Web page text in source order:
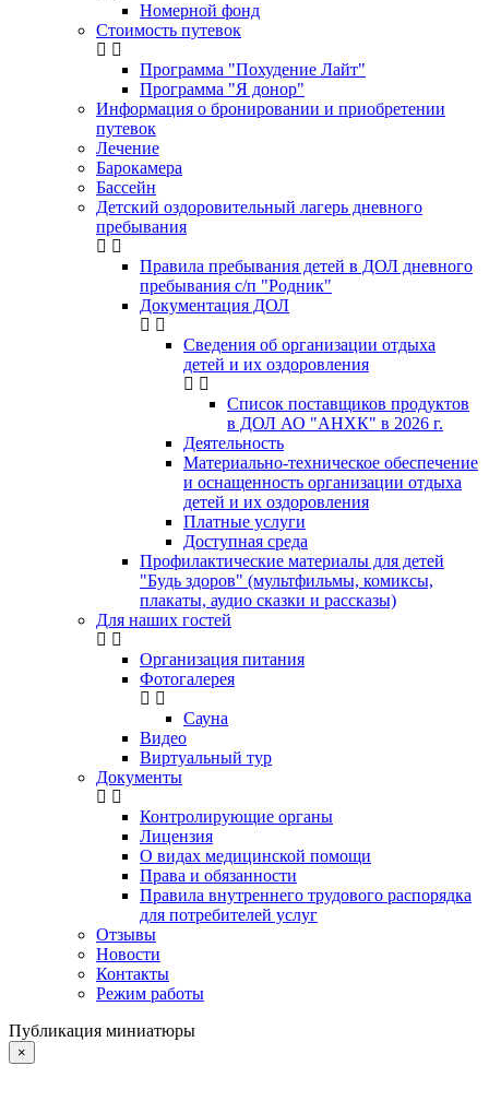
Номерной фонд
Стоимость путевок
Программа "Похудение Лайт"
Программа "Я донор"
Информация о бронировании и приобретении
путевок
Лечение
Барокамера
Бассейн
Детский оздоровительный лагерь дневного
пребывания
Правила пребывания детей в ДОЛ дневного
пребывания с/п "Родник"
Документация ДОЛ
Сведения об организации отдыха
детей и их оздоровления
Список поставщиков продуктов
в ДОЛ АО "АНХК" в 2026 г.
Деятельность
Материально-техническое обеспечение
и оснащенность организации отдыха
детей и их оздоровления
Платные услуги
Доступная среда
Профилактические материалы для детей
"Будь здоров" (мультфильмы, комиксы,
плакаты, аудио сказки и рассказы)
Для наших гостей
Организация питания
Фотогалерея
Сауна
Видео
Виртуальный тур
Документы
Контролирующие органы
Лицензия
О видах медицинской помощи
Права и обязанности
Правила внутреннего трудового распорядка
для потребителей услуг
Отзывы
Новости
Контакты
Режим работы
Публикация миниатюры
×